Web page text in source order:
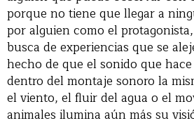
porque no tiene que llegar a
por alguien como el
busca de experiencias que se
hecho de que el sonido que
dentro del montaje sonoro la
el viento, el fluir del agua o el
animales ilumina aún más su